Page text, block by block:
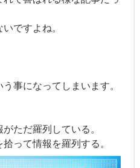
ですよね。
事になってしまいます。
ただ羅列している。
って情報を羅列する。